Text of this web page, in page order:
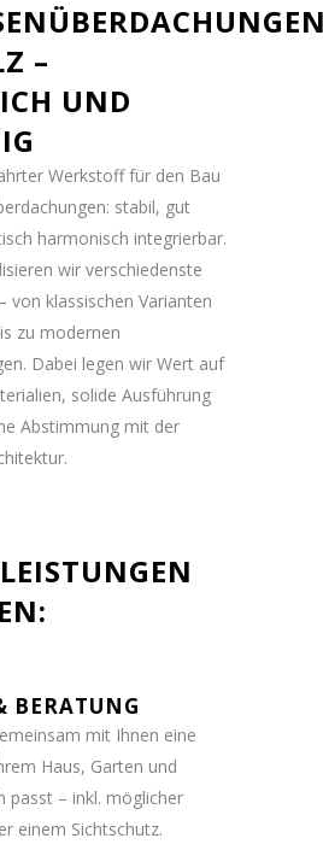
–
UND
Werkstoff für den Bau
stabil, gut
harmonisch integrierbar.
wir verschiedenste
von klassischen Varianten
zu modernen
Dabei legen wir Wert auf
solide Ausführung
Abstimmung mit der
BERATUNG
mit Ihnen eine
Haus, Garten und
passt – inkl. möglicher
einem Sichtschutz.